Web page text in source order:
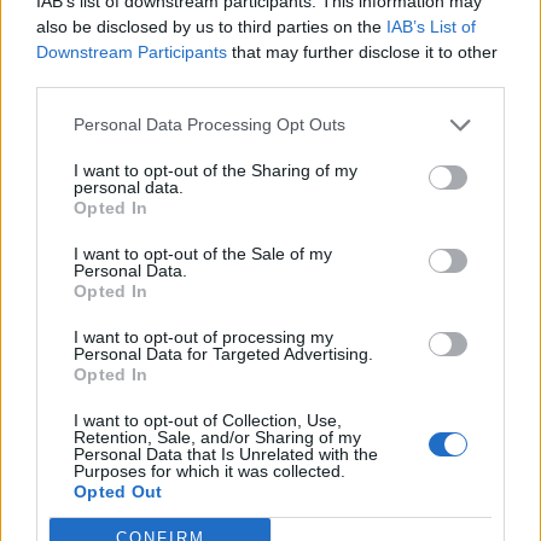
also be disclosed by us to third parties on the IAB’s List of
Downstream Participants that may further disclose it to other
Personal Data Processing Opt Outs
I want to opt-out of the Sharing of my
personal data.
Opted In
I want to opt-out of the Sale of my
Personal Data.
Opted In
I want to opt-out of processing my
Personal Data for Targeted Advertising.
Opted In
I want to opt-out of Collection, Use,
Retention, Sale, and/or Sharing of my
Personal Data that Is Unrelated with the
Purposes for which it was collected.
Opted Out
38.179 euro
Nuova Sabatini - Finanziamenti per l'acquisto di
nuovi macchinari, impianti e attrezzature da parte delle
Ministero delle Imprese e del Made in Italy -
Dipartimento per le politiche per
4.245 euro
2021-05-25
Regime quadro nazionale sugli aiuti di Stato –
dall'art. 62 del
Finpiemonte S.P.A.
2021-02-10
COVID-19: Fondo di garanzia PMI Aiuto di stato
SA.59655 - Proroga SA.56966
Banca del Mezzogiorno MedioCredito Centrale S.p.A.